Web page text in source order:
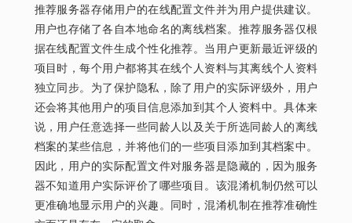
推荐服务器存储用户的在线配置文件并为用户提供建议。
用户也存储了各自本地命名的离线档案。推荐服务器仅根
据在线配置文件生成个性化推荐。当用户更新最近评级的
项目时，每个用户都将其在线个人资料与其离线个人资料
独立同步。为了保护隐私，除了用户的实际评级外，用户
还会将其他用户的项目信息添加到其个人资料中。具体来
说，用户任意选择一些同龄人以及关于所选同龄人的离线
档案的某些信息，并将他们的一些项目添加到其档案中。
因此，用户的实际配置文件对服务器是隐藏的，因为服务
器不知道用户实际评价了哪些项目。该混淆机制仍然可以
更准确地显示用户的兴趣。同时，混淆机制在推荐准确性